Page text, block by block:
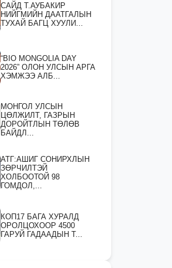
САЙД Т.АУБАКИР
НИЙГМИЙН ДААТГАЛЫН
ТУХАЙ БАГЦ ХУУЛИ...
“BIO MONGOLIA DAY
2026” ОЛОН УЛСЫН АРГА
ХЭМЖЭЭ АЛБ...
МОНГОЛ УЛСЫН
ЦӨЛЖИЛТ, ГАЗРЫН
ДОРОЙТЛЫН ТӨЛӨВ
БАЙДЛ...
АТГ:АШИГ СОНИРХЛЫН
ЗӨРЧИЛТЭЙ
ХОЛБООТОЙ 98
ГОМДОЛ,...
КОП17 БАГА ХУРАЛД
ОРОЛЦОХООР 4500
ГАРУЙ ГАДААДЫН Т...